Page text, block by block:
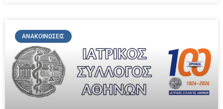
ΑΝΑΚΟΙΝΏΣΕΙΣ